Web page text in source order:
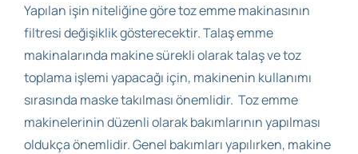
Yapılan işin niteliğine göre toz emme makinasının
filtresi değişiklik gösterecektir. Talaş emme
makinalarında makine sürekli olarak talaş ve toz
toplama işlemi yapacağı için, makinenin kullanımı
sırasında maske takılması önemlidir. Toz emme
makinelerinin düzenli olarak bakımlarının yapılması
oldukça önemlidir. Genel bakımları yapılırken, makine